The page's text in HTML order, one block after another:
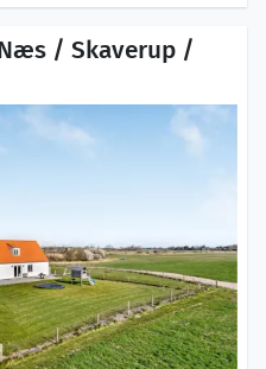
Næs / Skaverup /